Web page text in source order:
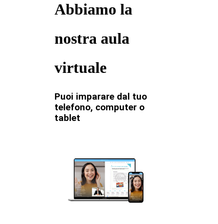
Abbiamo la
nostra aula
virtuale
Puoi imparare dal tuo
telefono, computer o
tablet